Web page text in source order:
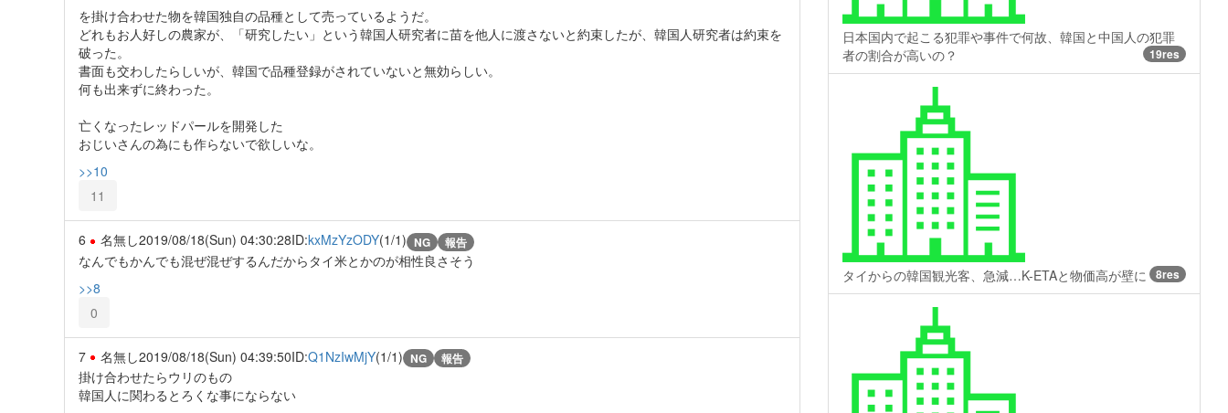
を掛け合わせた物を韓国独自の品種として売っているようだ。
どれもお人好しの農家が、「研究したい」という韓国人研究者に苗を他人に渡さないと約束したが、韓国人研究者は約束を
破った。
書面も交わしたらしいが、韓国で品種登録がされていないと無効らしい。
何も出来ずに終わった。
亡くなったレッドパールを開発した
おじいさんの為にも作らないで欲しいな。
>>10
11
6 名無し2019/08/18(Sun) 04:30:28ID:kxMzYzODY(1/1) NG 報告
なんでもかんでも混ぜ混ぜするんだからタイ米とかのが相性良さそう
>>8
0
7 名無し2019/08/18(Sun) 04:39:50ID:Q1NzIwMjY(1/1) NG 報告
掛け合わせたらウリのもの
韓国人に関わるとろくな事にならない
日本国内で起こる犯罪や事件で何故、韓国と中国人の犯罪
者の割合が高いの？
19res
タイからの韓国観光客、急減…K-ETAと物価高が壁に 8res